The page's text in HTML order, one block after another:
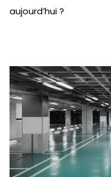
aujourd’hui ?